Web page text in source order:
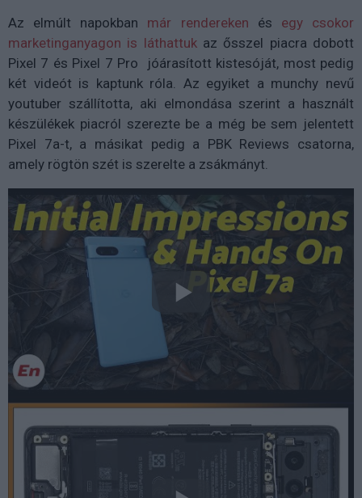
Az elmúlt napokban már rendereken és egy csokor
marketinganyagon is láthattukaz ősszel piacra dobott
Pixel 7 és Pixel 7 Pro jóárasított kistesóját, most pedig
két videót is kaptunk róla. Az egyiket a munchy nevű
youtuber szállította, aki elmondása szerint a használt
készülékek piacról szerezte be a még be sem jelentett
Pixel 7a-t, a másikat pedig a PBK Reviews csatorna,
amely rögtön szét is szerelte a zsákmányt.